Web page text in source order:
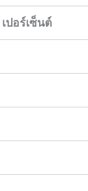
เปอร์เซ็นต์